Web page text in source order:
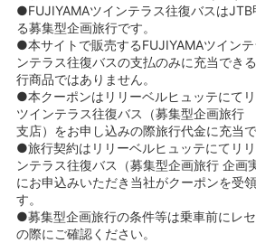
●FUJIYAMAツインテラス往復バスはJTB
る募集型企画旅行です。
●本サイトで販売するFUJIYAMAツイン
ンテラス往復バスの支払のみに充当でき
行商品ではありません。
●本クーポンはリリーベルヒュッテにて
ツインテラス往復バス（募集型企画旅
支店）をお申し込みの際旅行代金に充当で
●旅行契約はリリーベルヒュッテにてリ
ンテラス往復バス（募集型企画旅行 企画
にお申込みいただき当社がクーポンを受
す。
●募集型企画旅行の条件等は乗車前にレ
の際にご確認ください。